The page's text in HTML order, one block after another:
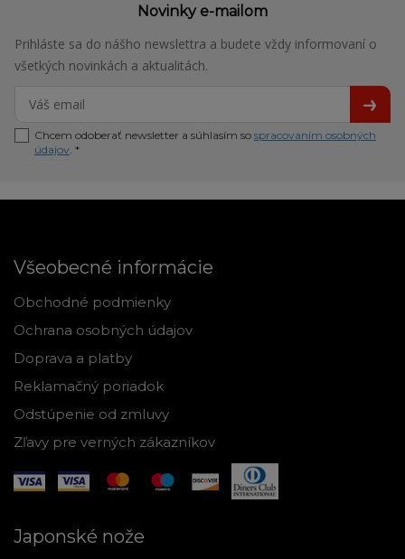
Novinky e-mailom
Prihláste sa do nášho newslettra a budete vždy informovaní o
všetkých novinkách a aktualitách.
Chcem odoberať newsletter a súhlasím so spracovaním osobných
údajov. *
Všeobecné informácie
Obchodné podmienky
Ochrana osobných údajov
Doprava a platby
Reklamačný poriadok
Odstúpenie od zmluvy
Zľavy pre verných zákazníkov
Japonské nože